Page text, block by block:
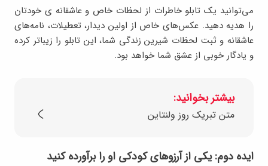
می‌توانید یک تابلو خاطرات از لحظات خاص و عاشقانه ی خودتان
را هدیه دهید. عکس‌های خاص از اولین دیدار، تعطیلات، نامه‌های
عاشقانه و ثبت لحظات شیرین زندگی شما، این تابلو را زیباتر کرده
و یادگار خوبی از عشق شما خواهد بود.
بیشتر بخوانید:
متن تبریک روز ولنتاین
ایده دوم: یکی از آرزوهای کودکی او را برآورده کنید